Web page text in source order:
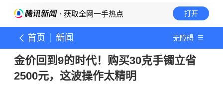
· 获取全网一手热点 打开
首页 新闻 无障碍
金价回到9的时代！购买30克手镯立省
2500元，这波操作太精明